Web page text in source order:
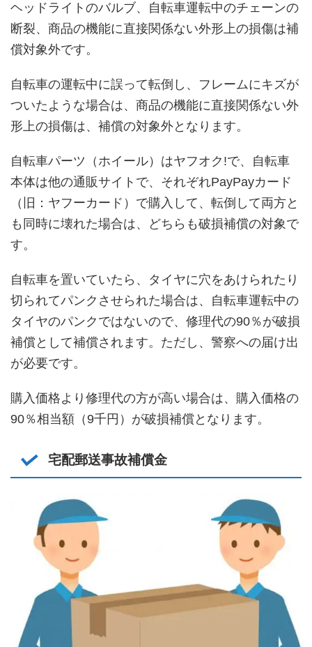
ヘッドライトのバルブ、自転車運転中のチェーンの
断裂、商品の機能に直接関係ない外形上の損傷は補
償対象外です。
自転車の運転中に誤って転倒し、フレームにキズが
ついたような場合は、商品の機能に直接関係ない外
形上の損傷は、補償の対象外となります。
自転車パーツ（ホイール）はヤフオク!で、自転車
本体は他の通販サイトで、それぞれPayPayカード
（旧：ヤフーカード）で購入して、転倒して両方と
も同時に壊れた場合は、どちらも破損補償の対象で
す。
自転車を置いていたら、タイヤに穴をあけられたり
切られてパンクさせられた場合は、自転車運転中の
タイヤのパンクではないので、修理代の90％が破損
補償として補償されます。ただし、警察への届け出
が必要です。
購入価格より修理代の方が高い場合は、購入価格の
90％相当額（9千円）が破損補償となります。
宅配郵送事故補償金